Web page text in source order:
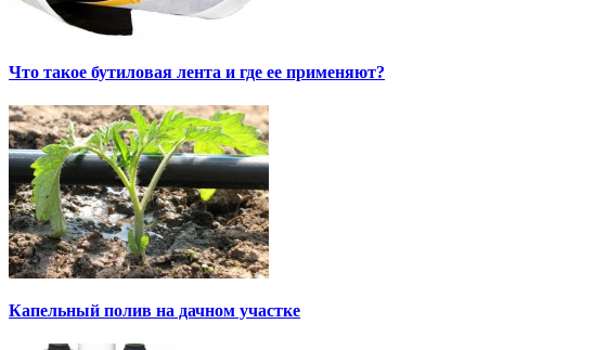
Что такое бутиловая лента и где ее применяют?
Капельный полив на дачном участке